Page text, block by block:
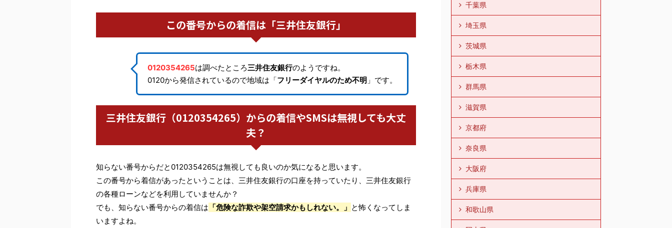
この番号からの着信は「三井住友銀行」
0120354265は調べたところ三井住友銀行のようですね。
0120から発信されているので地域は「フリーダイヤルのため不明 」です。
三井住友銀行（0120354265）からの着信やSMSは無視しても大丈
夫？
知らない番号からだと0120354265は無視しても良いのか気になると思います。
この番号から着信があったということは、三井住友銀行の口座を持っていたり、三井住友銀行
の各種ローンなどを利用していませんか？
でも、知らない番号からの着信は 「危険な詐欺や架空請求かもしれない。」 と怖くなってしま
いますよね。
千葉県
埼玉県
茨城県
栃木県
群馬県
滋賀県
京都府
奈良県
大阪府
兵庫県
和歌山県